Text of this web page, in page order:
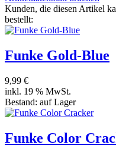
Kunden, die diesen Artikel
bestellt:
Funke Gold-Blue
9,99 €
inkl. 19 % MwSt.
Bestand: auf Lager
Funke Color